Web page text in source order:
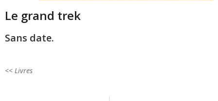
Le grand trek
Sans date.
<< Livres